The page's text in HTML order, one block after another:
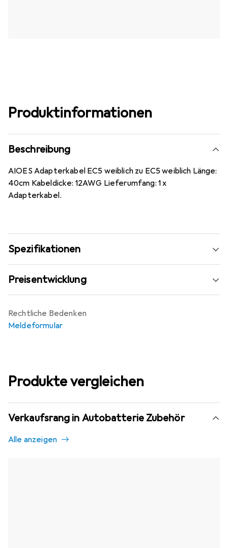
Produktinformationen
Beschreibung
AIOES Adapterkabel EC5 weiblich zu EC5 weiblich Länge:
40cm Kabeldicke: 12AWG Lieferumfang: 1 x
Adapterkabel.
Spezifikationen
Preisentwicklung
Rechtliche Bedenken
Meldeformular
Produkte vergleichen
Verkaufsrang in Autobatterie Zubehör
Alle anzeigen